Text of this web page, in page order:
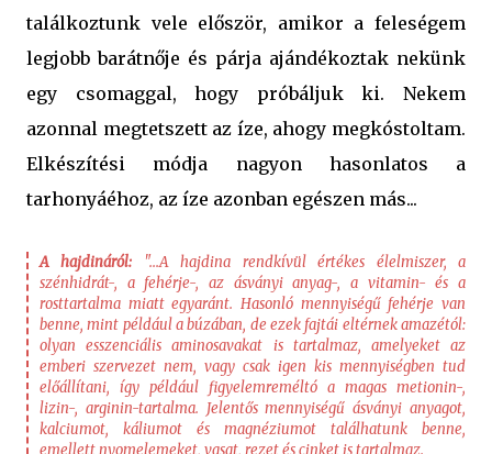
találkoztunk vele először, amikor a feleségem
legjobb barátnője és párja ajándékoztak nekünk
egy csomaggal, hogy próbáljuk ki. Nekem
azonnal megtetszett az íze, ahogy megkóstoltam.
Elkészítési módja nagyon hasonlatos a
tarhonyáéhoz, az íze azonban egészen más...
A hajdináról: "...A hajdina rendkívül értékes élelmiszer, a
szénhidrát-, a fehérje-, az ásványi anyag-, a vitamin- és a
rosttartalma miatt egyaránt. Hasonló mennyiségű fehérje van
benne, mint például a búzában, de ezek fajtái eltérnek amazétól:
olyan esszenciális aminosavakat is tartalmaz, amelyeket az
emberi szervezet nem, vagy csak igen kis mennyiségben tud
előállítani, így például figyelemreméltó a magas metionin-,
lizin-, arginin-tartalma. Jelentős mennyiségű ásványi anyagot,
kalciumot, káliumot és magnéziumot találhatunk benne,
emellett nyomelemeket, vasat, rezet és cinket is tartalmaz.